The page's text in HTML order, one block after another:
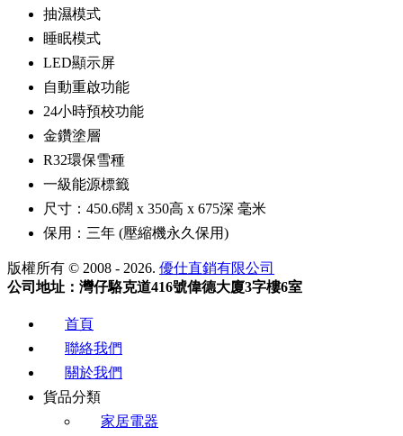
抽濕模式
睡眠模式
LED顯示屏
自動重啟功能
24小時預校功能
金鑽塗層
R32環保雪種
一級能源標籤
尺寸：450.6闊 x 350高 x 675深 毫米
保用：三年 (壓縮機永久保用)
版權所有 © 2008 - 2026. 優仕直銷有限公司
公司地址：灣仔駱克道416號偉德大廈3字樓6室
首頁
聯絡我們
關於我們
貨品分類
家居電器